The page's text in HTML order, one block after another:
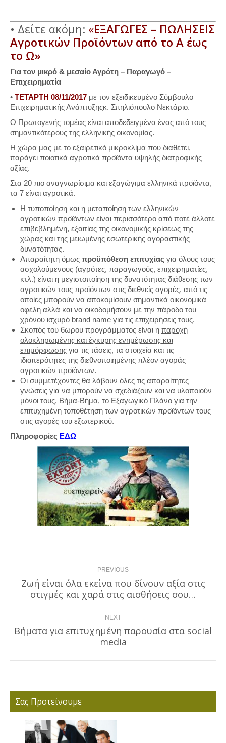
• Δείτε ακόμη: «ΕΞΑΓΩΓΕΣ – ΠΩΛΗΣΕΙΣ
Αγροτικών Προϊόντων από το Α έως
το Ω»
Για τον μικρό & μεσαίο Αγρότη – Παραγωγό –
Επιχειρηματία
• ΤΕΤΑΡΤΗ 08/11/2017 με τον εξειδικευμένο Σύμβουλο
Επιχειρηματικής Ανάπτυξηςκ. Σπηλιόπουλο Νεκτάριο.
Ο Πρωτογενής τομέας είναι αποδεδειγμένα ένας από τους
σημαντικότερους της ελληνικής οικονομίας.
Η χώρα μας με το εξαιρετικό μικροκλίμα που διαθέτει,
παράγει ποιοτικά αγροτικά προϊόντα υψηλής διατροφικής
αξίας.
Στα 20 πιο αναγνωρίσιμα και εξαγώγιμα ελληνικά προϊόντα,
τα 7 είναι αγροτικά.
Η τυποποίηση και η μεταποίηση των ελληνικών
αγροτικών προϊόντων είναι περισσότερο από ποτέ άλλοτε
επιβεβλημένη, εξαιτίας της οικονομικής κρίσεως της
χώρας και της μειωμένης εσωτερικής αγοραστικής
δυνατότητας.
Απαραίτητη όμως προϋπόθεση επιτυχίας για όλους τους
ασχολούμενους (αγρότες, παραγωγούς, επιχειρηματίες,
κτλ.) είναι η μεγιστοποίηση της δυνατότητας διάθεσης των
αγροτικών τους προϊόντων στις διεθνείς αγορές, από τις
οποίες μπορούν να αποκομίσουν σημαντικά οικονομικά
οφέλη αλλά και να οικοδομήσουν με την πάροδο του
χρόνου ισχυρό brand name για τις επιχειρήσεις τους.
Σκοπός του 6ωρου προγράμματος είναι η παροχή
ολοκληρωμένης και έγκυρης ενημέρωσης και
επιμόρφωσης για τις τάσεις, τα στοιχεία και τις
ιδιαιτερότητες της διεθνοποιημένης πλέον αγοράς
αγροτικών προϊόντων.
Οι συμμετέχοντες θα λάβουν όλες τις απαραίτητες
γνώσεις για να μπορούν να σχεδιάζουν και να υλοποιούν
μόνοι τους, Βήμα-Βήμα, το Εξαγωγικό Πλάνο για την
επιτυχημένη τοποθέτηση των αγροτικών προϊόντων τους
στις αγορές του εξωτερικού.
Πληροφορίες ΕΔΩ
navigation PREVIOUS
Previous
post:
Ζωή είναι όλα εκείνα που δίνουν αξία στις
στιγμές και χαρά στις αισθήσεις σου…
NEXT
Next
post:
Βήματα για επιτυχημένη παρουσία στα social
media
Σας Προτείνουμε